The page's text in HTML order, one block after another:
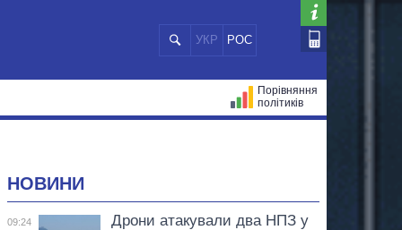
УКР РОС
Порівняння
політиків
НОВИНИ
09:24
Дрони атакували два НПЗ у